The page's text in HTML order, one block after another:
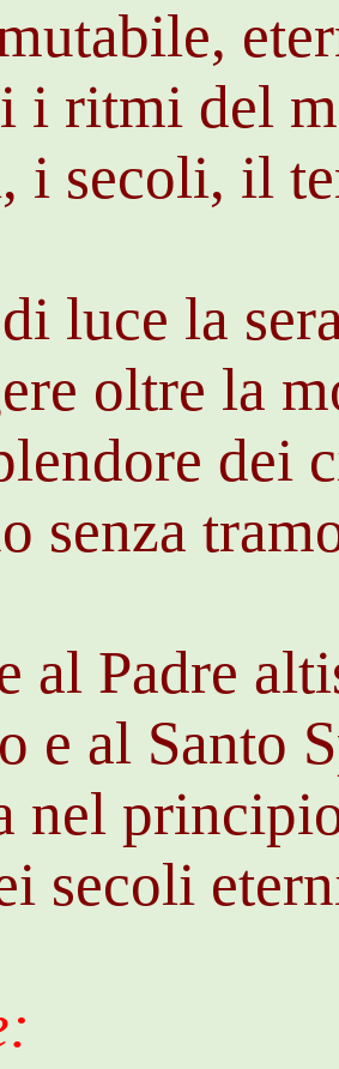
i ritmi del
i secoli, il
luce la
oltre la
dei
senza
al Padre
e al Santo
nel
secoli